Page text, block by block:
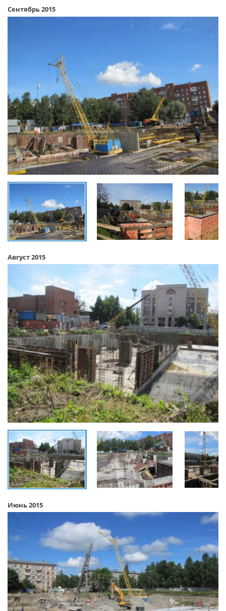
Сентябрь 2015
Август 2015
Июнь 2015